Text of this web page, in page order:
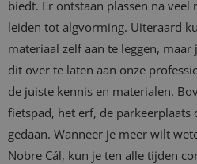
biedt. Er ontstaan plassen na veel
leiden tot algvorming. Uiteraard
materiaal zelf aan te leggen,
dit over te laten aan onze
de juiste kennis en materialen.
fietspad, het erf, de
gedaan. Wanneer je meer wilt
Nobre Cál, kun je ten alle tijden